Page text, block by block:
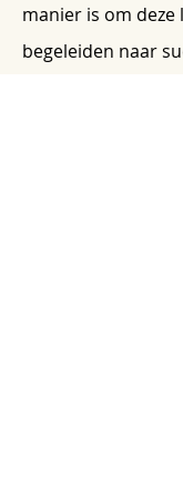
manier is om deze
begeleiden naar